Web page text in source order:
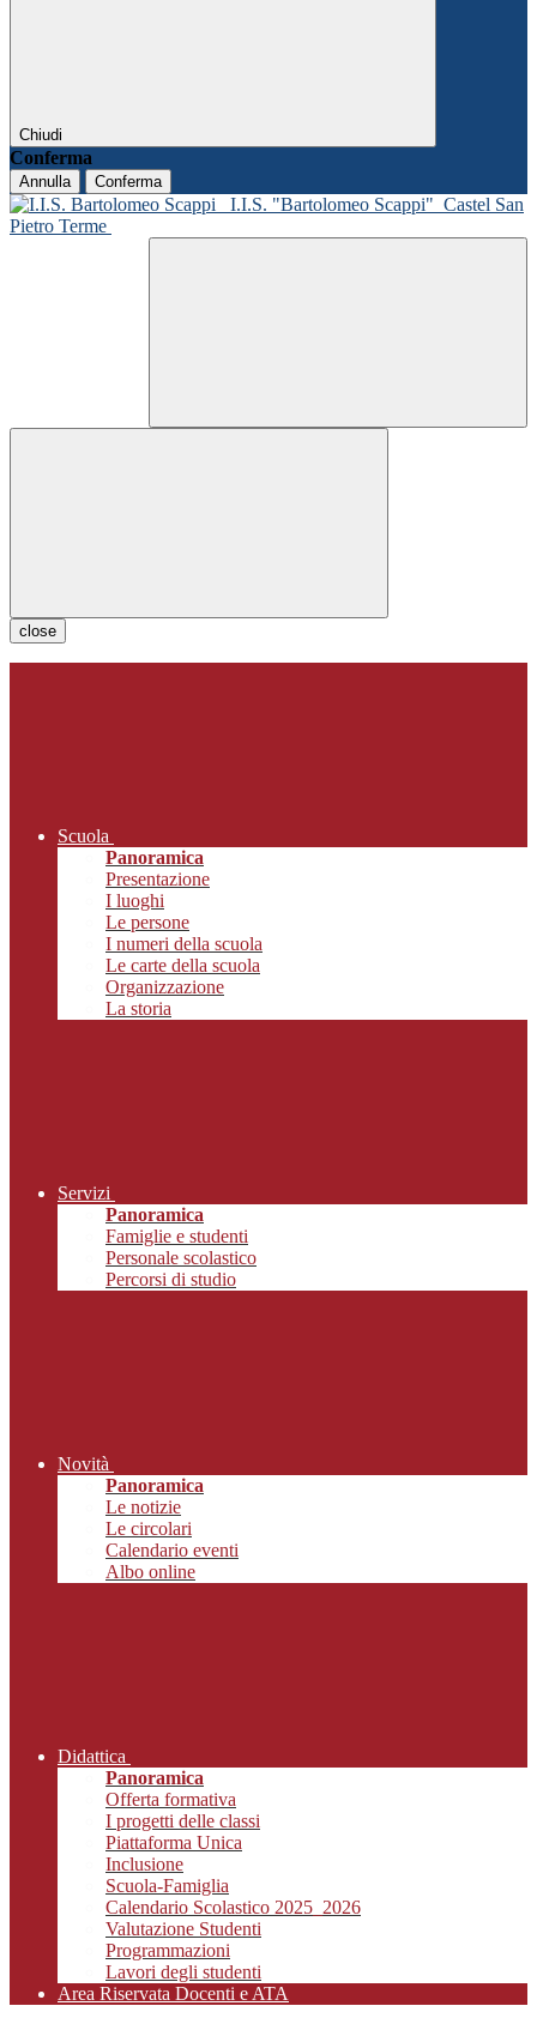
Chiudi
Conferma
Annulla Conferma
I.I.S. "Bartolomeo Scappi" Castel San
Pietro Terme
close
Scuola
Panoramica
Presentazione
I luoghi
Le persone
I numeri della scuola
Le carte della scuola
Organizzazione
La storia
Servizi
Panoramica
Famiglie e studenti
Personale scolastico
Percorsi di studio
Novità
Panoramica
Le notizie
Le circolari
Calendario eventi
Albo online
Didattica
Panoramica
Offerta formativa
I progetti delle classi
Piattaforma Unica
Inclusione
Scuola-Famiglia
Calendario Scolastico 2025_2026
Valutazione Studenti
Programmazioni
Lavori degli studenti
Area Riservata Docenti e ATA